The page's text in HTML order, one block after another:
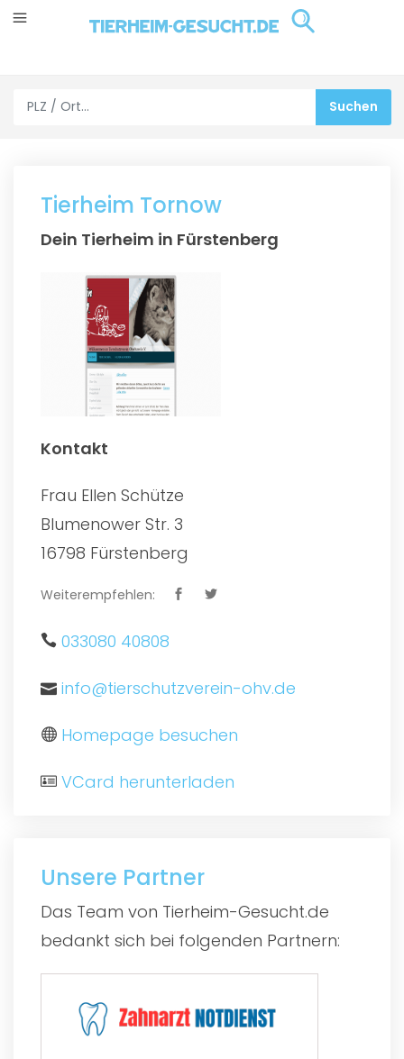
Tierheim Tornow
Dein Tierheim in Fürstenberg
Kontakt
Frau Ellen Schütze
Blumenower Str. 3
16798 Fürstenberg
Weiterempfehlen:
033080 40808
info@tierschutzverein-ohv.de
Homepage besuchen
VCard herunterladen
Unsere Partner
Das Team von Tierheim-Gesucht.de
bedankt sich bei folgenden Partnern: